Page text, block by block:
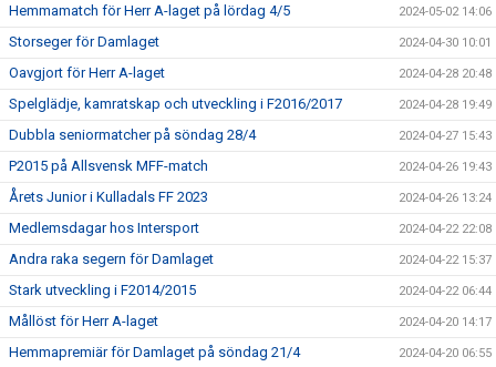
Hemmamatch för Herr A-laget på lördag 4/5 2024-05-02 14:06
Storseger för Damlaget 2024-04-30 10:01
Oavgjort för Herr A-laget 2024-04-28 20:48
Spelglädje, kamratskap och utveckling i F2016/2017 2024-04-28 19:49
Dubbla seniormatcher på söndag 28/4 2024-04-27 15:43
P2015 på Allsvensk MFF-match 2024-04-26 19:43
Årets Junior i Kulladals FF 2023 2024-04-26 13:24
Medlemsdagar hos Intersport 2024-04-22 22:08
Andra raka segern för Damlaget 2024-04-22 15:37
Stark utveckling i F2014/2015 2024-04-22 06:44
Mållöst för Herr A-laget 2024-04-20 14:17
Hemmapremiär för Damlaget på söndag 21/4 2024-04-20 06:55